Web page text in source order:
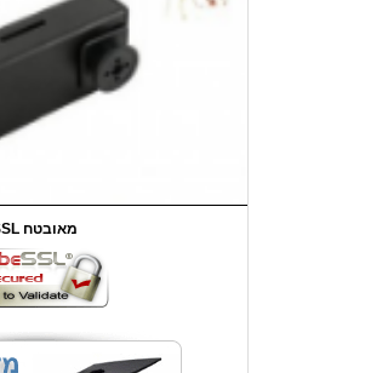
שעון יד לילדים
המחיר שלך
המחיר כולל משלוח :
SSL מאובטח